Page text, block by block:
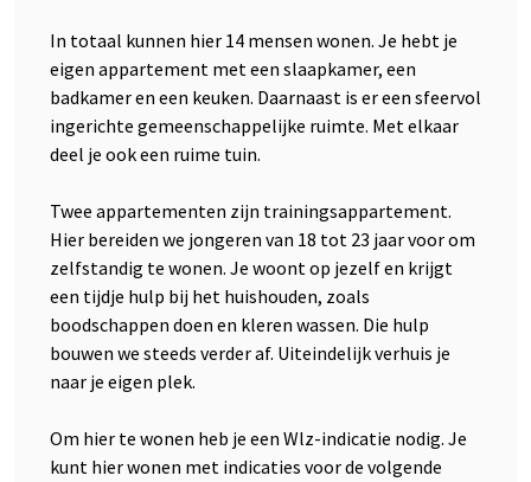
In totaal kunnen hier 14 mensen wonen. Je hebt je
eigen appartement met een slaapkamer, een
badkamer en een keuken. Daarnaast is er een sfeervol
ingerichte gemeenschappelijke ruimte. Met elkaar
deel je ook een ruime tuin.
Twee appartementen zijn trainingsappartement.
Hier bereiden we jongeren van 18 tot 23 jaar voor om
zelfstandig te wonen. Je woont op jezelf en krijgt
een tijdje hulp bij het huishouden, zoals
boodschappen doen en kleren wassen. Die hulp
bouwen we steeds verder af. Uiteindelijk verhuis je
naar je eigen plek.
Om hier te wonen heb je een Wlz-indicatie nodig. Je
kunt hier wonen met indicaties voor de volgende